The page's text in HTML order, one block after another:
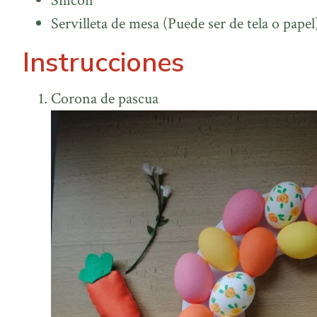
Servilleta de mesa (Puede ser de tela o
Instrucciones
Corona de pascua